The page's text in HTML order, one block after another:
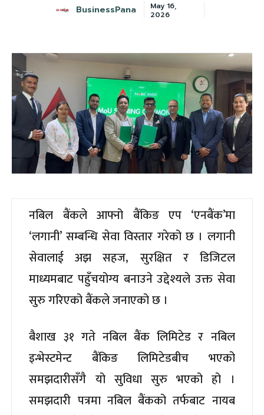
BusinessPana
May 16,
2026
नबिल बैंकले आफ्नो बैंकिङ एप ‘एनबैंक’मा
‘लगानी’ सम्बन्धि सेवा विस्तार गरेको छ । लगानी
सेवालाई अझ सहज, सुरक्षित र डिजिटल
माध्यमबाट पहुँचयोग्य बनाउने उद्देश्यले उक्त सेवा
सुरु गरिएको बैंकले जनाएको छ ।
बैशाख ३१ गते नबिल बैंक लिमिटेड र नबिल
इन्भेस्टमेन्ट बैंकिङ लिमिटेडबीच भएको
समझदारीसँगै यो सुविधा सुरु भएको हो ।
समझदारी पत्रमा नबिल बैंकको तर्फबाट नायब